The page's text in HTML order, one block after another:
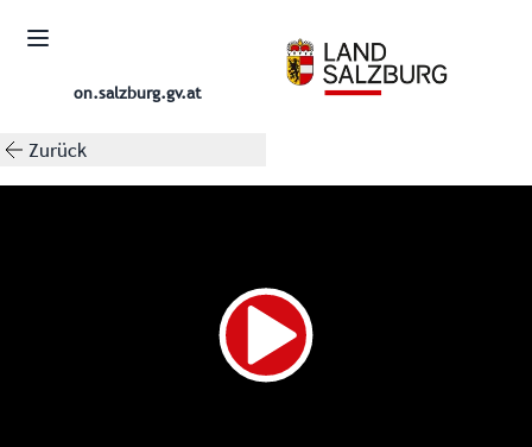
on.salzburg.gv.at
Zurück